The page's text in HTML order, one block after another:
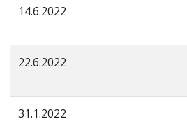
14.6.2022
22.6.2022
31.1.2022